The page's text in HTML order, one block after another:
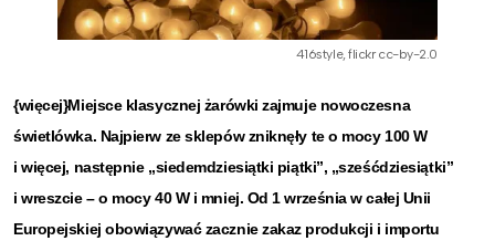
416style, flickr cc-by-2.0
{więcej}Miejsce klasycznej żarówki zajmuje nowoczesna
świetlówka. Najpierw ze sklepów zniknęły te o mocy 100 W
i więcej, następnie „siedemdziesiątki piątki”, „sześćdziesiątki”
i wreszcie – o mocy 40 W i mniej. Od 1 września w całej Unii
Europejskiej obowiązywać zacznie zakaz produkcji i importu